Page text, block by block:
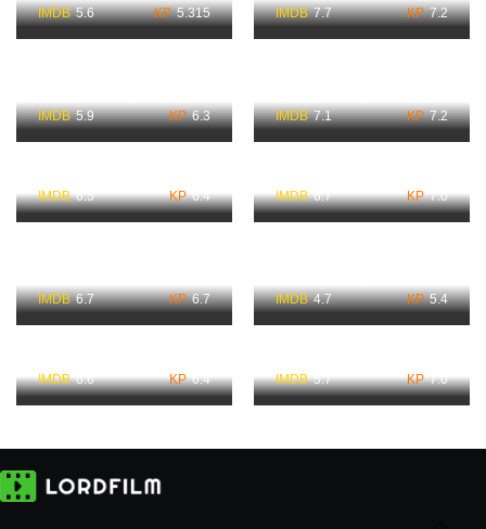
5.6 5.315 7.7 7.2
5.9 6.3 7.1 7.2
6.5 6.4 6.7 7.0
6.7 6.7 4.7 5.4
6.6 6.4 5.7 7.0